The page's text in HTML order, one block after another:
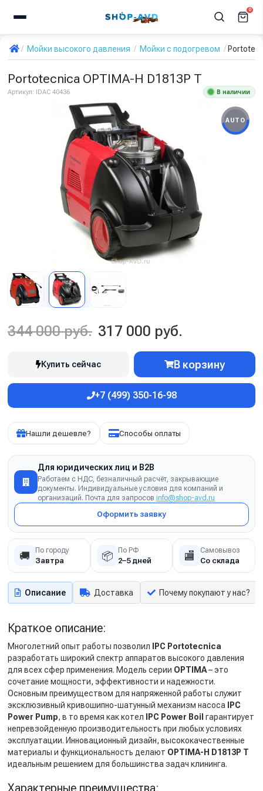
0
Мойки высокого давления Мойки с подогревом
Portotecnica OPTIMA-H D1813P T
Артикул: IDAC 40436 В наличии
AUTO
344 000 руб. 317 000 руб.
Купить сейчас В корзину
+7 (499) 350-16-98
Нашли дешевле? Способы оплаты
Для юридических лиц и B2B
Работаем с НДС, безналичный расчёт, закрывающие
документы. Индивидуальные условия для компаний и
организаций. Почта для запросов info@shop-avd.ru
Оформить заявку
🚚 По городу
Завтра 📦 По РФ
2–5 дней 🏬 Самовывоз
Со склада
Описание Доставка Почему покупают у нас?
Краткое описание:
Многолетний опыт работы позволил IPC Portotecnica
разработать широкий спектр аппаратов высокого давления
для всех сфер применения. Модель серии OPTIMA– это
сочетание мощности, эффективности и надежности.
Основным преимуществом для напряженной работы служит
эксклюзивный кривошипно-шатунный механизм насоса IPC
Power Pump, в то время как котел IPC Power Boil гарантирует
непревзойденную производительность при любых условиях
эксплуатации. Инновационный дизайн, высококачественные
материалы и функциональность делают OPTIMA-H D1813P T
идеальным решением для большинства задач клининга.
Характерные преимущества: